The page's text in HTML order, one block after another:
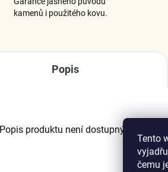
Tento
čemu
kamenů i použitého kovu.
Popis
Popis produktu není dostupný